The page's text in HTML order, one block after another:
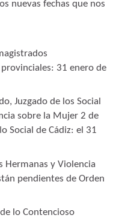
nuevas fechas que nos
31 enero de
Juzgado de los Social
sobre la Mujer 2 de
Social de Cádiz: el 31
Hermanas y Violencia
pendientes de Orden
lo Contencioso